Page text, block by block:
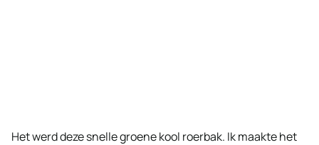
Het werd deze snelle groene kool roerbak. Ik maakte het